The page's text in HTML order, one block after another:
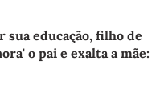
sua educação, filho de
o pai e exalta a mãe: